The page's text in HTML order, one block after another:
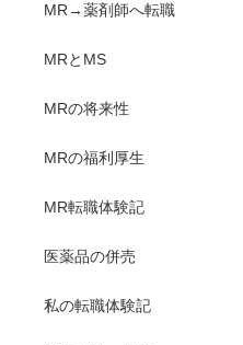
MR→薬剤師へ転職
MRとMS
MRの将来性
MRの福利厚生
MR転職体験記
医薬品の併売
私の転職体験記